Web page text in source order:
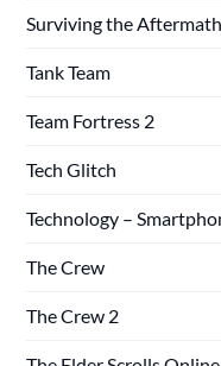
Surviving the Aftermath
Tank Team
Team Fortress 2
Tech Glitch
Technology –
The Crew
The Crew 2